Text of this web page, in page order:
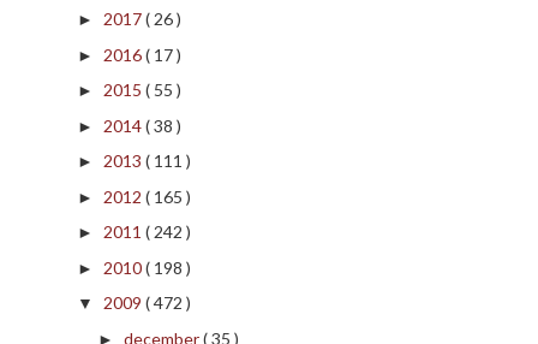
► 2017( 26 )
► 2016( 17 )
► 2015 ( 55 )
► 2014( 38 )
► 2013 ( 111 )
► 2012 ( 165 )
► 2011 ( 242 )
► 2010( 198 )
▼ 2009 ( 472 )
► december( 35 )